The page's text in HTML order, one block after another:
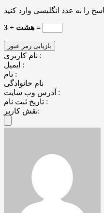
3 + هشت =
نام کاربری :
ایمیل :
نام :
نام خانوادگی
آدرس وب سایت :
تاریخ ثبت نام :
نقش کاربر: